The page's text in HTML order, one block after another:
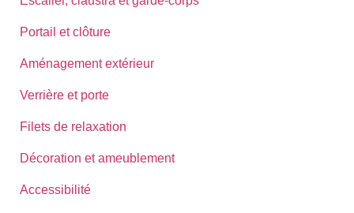
Portail et clôture
Aménagement extérieur
Verrière et porte
Filets de relaxation
Décoration et ameublement
Accessibilité